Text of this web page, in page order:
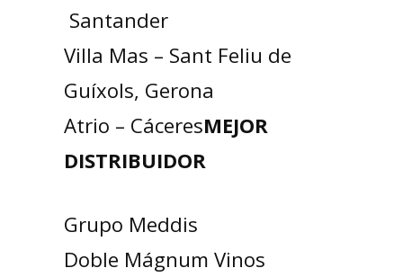
Santander
Villa Mas – Sant Feliu de
Guíxols, Gerona
Atrio – CáceresMEJOR
DISTRIBUIDOR
Grupo Meddis
Doble Mágnum Vinos